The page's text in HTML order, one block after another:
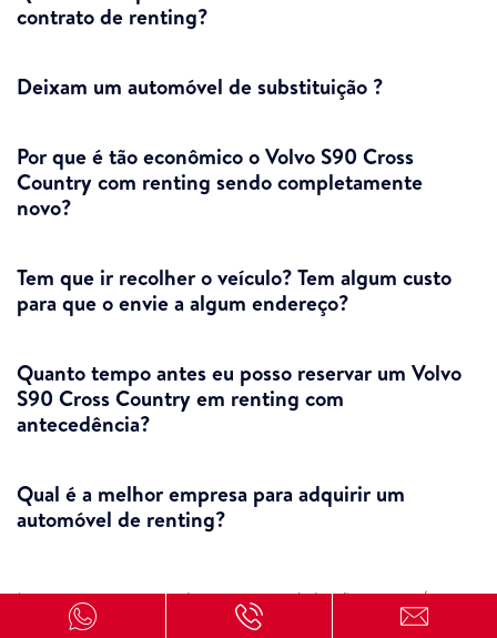
contrato de renting?
Deixam um automóvel de substituição ?
Por que é tão econômico o Volvo S90 Cross
Country com renting sendo completamente
novo?
Tem que ir recolher o veículo? Tem algum custo
para que o envie a algum endereço?
Quanto tempo antes eu posso reservar um Volvo
S90 Cross Country em renting com
antecedência?
Qual é a melhor empresa para adquirir um
automóvel de renting?
*1. Os preços apresentados no nosso website são sem IVA/IGIC.
2.As imagens dos veículos podem não corresponder ao modelo